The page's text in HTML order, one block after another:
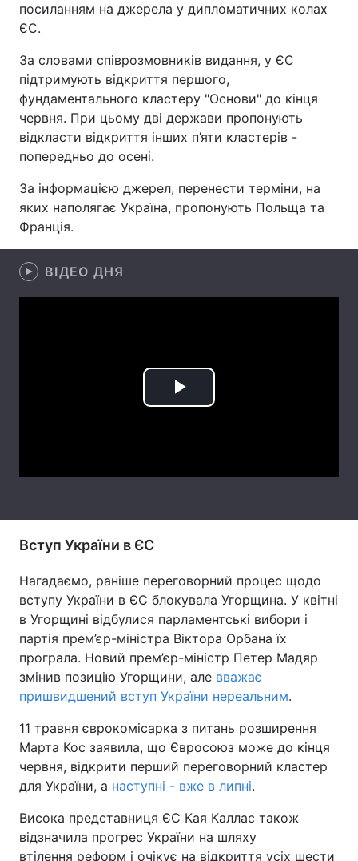
Спорт
Техно і зв'язок Лайт
Зброя Інциденти
Здоров'я Туризм
Цікавинки
Екологія Регіони
Лонгріди
Відео з Youtube
Тема оформлення
посиланням на джерела у дипломатичних колах
ЄС.
За словами співрозмовників видання, у ЄС
підтримують відкриття першого,
фундаментального кластеру "Основи" до кінця
червня. При цьому дві держави пропонують
відкласти відкриття інших п’яти кластерів -
попередньо до осені.
За інформацією джерел, перенести терміни, на
яких наполягає Україна, пропонують Польща та
Франція.
ВІДЕО ДНЯ
Play
Вступ України в ЄС
Нагадаємо, раніше переговорний процес щодо
вступу України в ЄС блокувала Угорщина. У квітні
в Угорщині відбулися парламентські вибори і
партія прем’єр-міністра Віктора Орбана їх
програла. Новий прем’єр-міністр Петер Мадяр
змінив позицію Угорщини, але вважає
пришвидшений вступ України нереальним.
11 травня єврокомісарка з питань розширення
Марта Кос заявила, що Євросоюз може до кінця
червня, відкрити перший переговорний кластер
для України, а наступні - вже в липні.
Висока представниця ЄС Кая Каллас також
відзначила прогрес України на шляху
втілення реформ і очікує на відкриття усіх шести